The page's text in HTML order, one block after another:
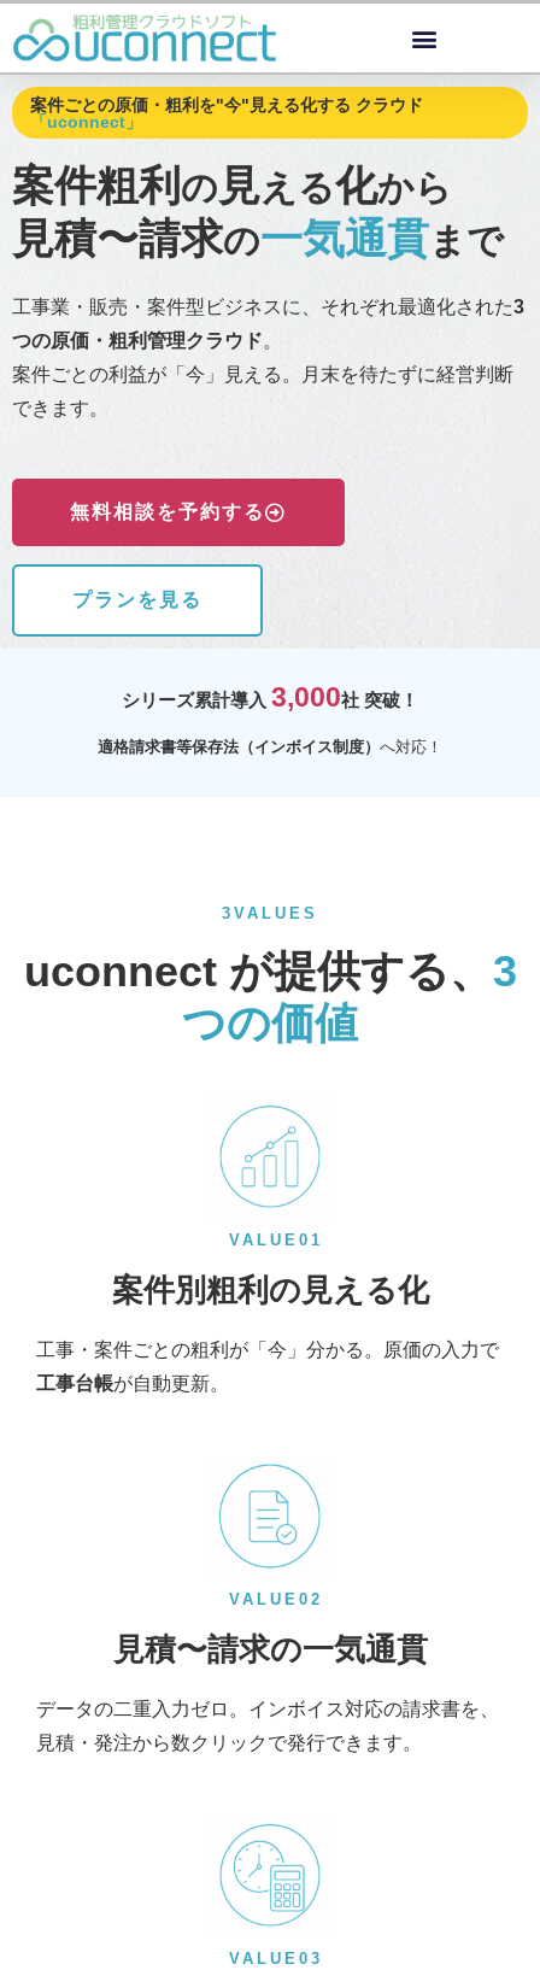
案件ごとの原価・粗利を"今"見える化する クラウド
「uconnect」
案件粗利 の 見える化から
見積〜請求の一気通貫まで
工事業・販売・案件型ビジネスに、それぞれ最適化された3
つの原価・ 粗利管理クラウド。
案件ごとの利益が「今」見える。月末を待たずに経営判断
できます。
無料相談を予約する
プランを見る
シリーズ累計導入 3,000社 突破！
適格請求書等保存法（インボイス制度） へ対応！
3VALUES
uconnect が提供する、 3
つの価値
VALUE01
案件別粗利の見える化
工事・案件ごとの粗利が「今」分かる。原価の入力で
工事台帳が自動更新。
VALUE02
見積〜請求の一気通貫
データの二重入力ゼロ。インボイス対応の請求書を、
見積・発注から数クリックで発行できます。
VALUE03